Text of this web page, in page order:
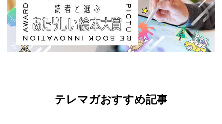
テレマガおすすめ記事